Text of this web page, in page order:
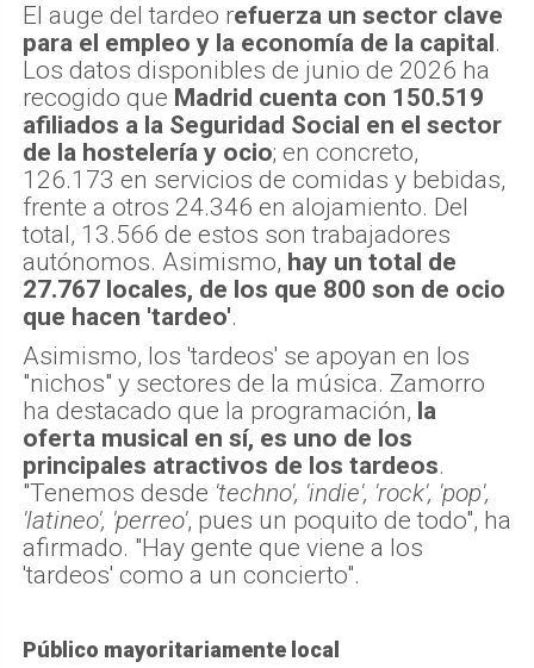
El auge del tardeo refuerza un sector clave
para el empleo y la economía de la capital.
Los datos disponibles de junio de 2026 ha
recogido que Madrid cuenta con 150.519
afiliados a la Seguridad Social en el sector
de la hostelería y ocio; en concreto,
126.173 en servicios de comidas y bebidas,
frente a otros 24.346 en alojamiento. Del
total, 13.566 de estos son trabajadores
autónomos. Asimismo, hay un total de
27.767 locales, de los que 800 son de ocio
que hacen 'tardeo'.
Asimismo, los 'tardeos' se apoyan en los
"nichos" y sectores de la música. Zamorro
ha destacado que la programación, la
oferta musical en sí, es uno de los
principales atractivos de los tardeos.
"Tenemos desde 'techno', 'indie', 'rock', 'pop',
'latineo', 'perreo', pues un poquito de todo", ha
afirmado. "Hay gente que viene a los
'tardeos' como a un concierto".
Público mayoritariamente local